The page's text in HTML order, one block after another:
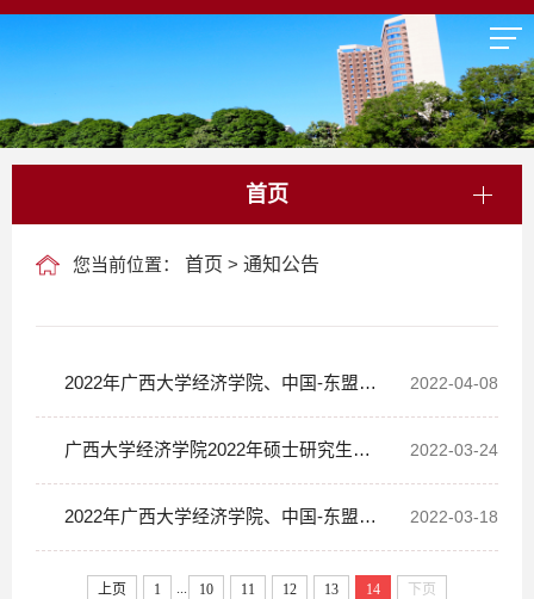
首页
您当前位置： 首页 > 通知公告
2022-04-08
2022年广西大学经济学院、中国-东盟金
融合作学院硕士研究生招生考试复试名单公
示（调剂考生）
2022-03-24
广西大学经济学院2022年硕士研究生复
试成绩公示（一志愿） 2022-03-18
2022年广西大学经济学院、中国-东盟金
融合作学院硕士研究生招生考试第一志愿考
上页 1 10 11 12 13 14 下页